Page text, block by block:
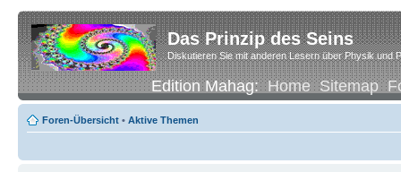
Das Prinzip des Seins
Diskutieren Sie mit anderen Lesern über Physik und
Edition Mahag:Home Sitemap
Foren-Übersicht • Aktive Themen